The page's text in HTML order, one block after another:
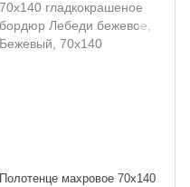
Полотенце махровое 70х140